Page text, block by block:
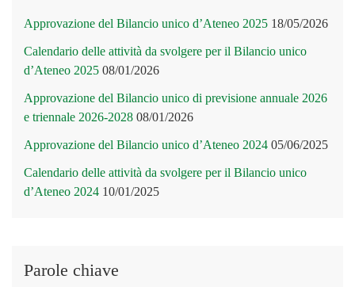
Approvazione del Bilancio unico d’Ateneo 2025 18/05/2026
Calendario delle attività da svolgere per il Bilancio unico
d’Ateneo 2025 08/01/2026
Approvazione del Bilancio unico di previsione annuale 2026
e triennale 2026-2028 08/01/2026
Approvazione del Bilancio unico d’Ateneo 2024 05/06/2025
Calendario delle attività da svolgere per il Bilancio unico
d’Ateneo 2024 10/01/2025
Parole chiave